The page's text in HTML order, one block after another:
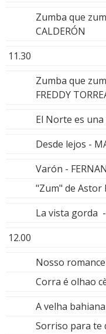
Zumba que
CALDERÓN
11.30
Zumba que
FREDDY
El Norte es una
Desde lejos -
Varón -
"Zum" de Astor
La vista gorda -
12.00
Nosso
Corra é olhao
A velha bahiana
Sorriso para te